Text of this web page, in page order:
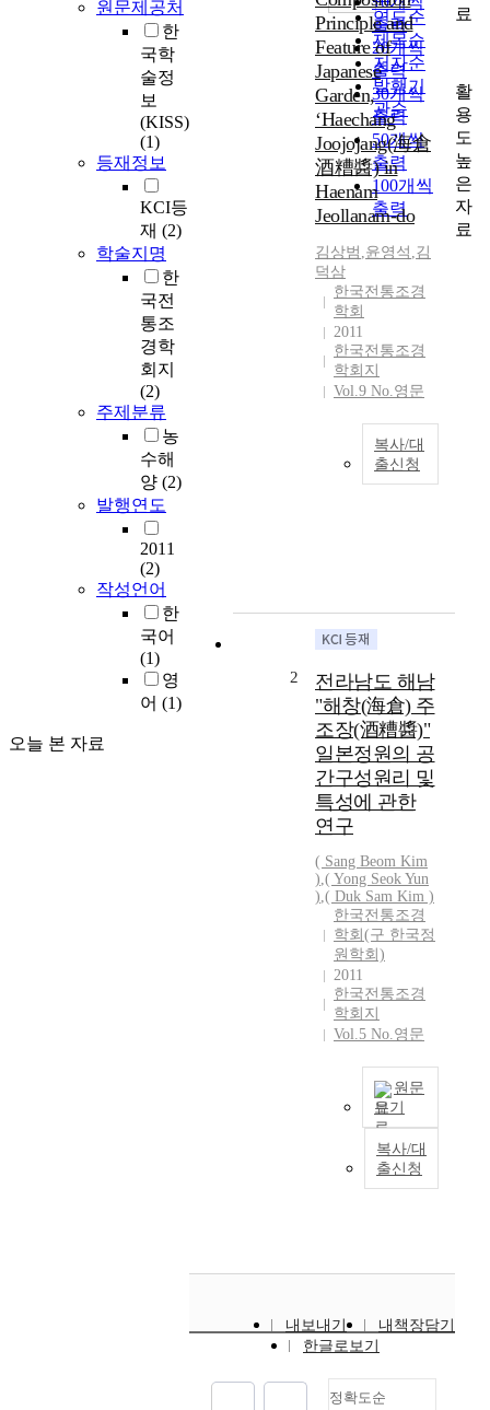
원문제공처
한
국학
술정
보
(KISS)
(1)
등재정보
KCI등
재 (2)
학술지명
한
국전
통조
경학
회지
(2)
주제분류
농
수해
양 (2)
발행연도
2011
(2)
작성언어
한
국어
(1)
영
어 (1)
오늘 본 자료
연도순
제목순
저자순
발행기
관순
출력
20개씩
출력
30개씩
출력
50개씩
출력
100개씩
출력
Principle and
Feature of
Japanese
Garden,
‘Haechang
Joojojang(海倉
酒糟醬) in
Haenam
Jeollanam-do
김상범 ,윤영석 ,김
덕삼
한국전통조경
학회
2011
한국전통조경
학회지
Vol.9 No.영문
복사/대
출신청
e
t
2
전라남도 해남
"해창(海倉) 주
조장(酒糟醬)"
일본정원의 공
간구성원리 및
특성에 관한
연구
( Sang Beom Kim
),( Yong Seok Yun
),( Duk Sam Kim )
한국전통조경
학회(구 한국정
원학회)
2011
한국전통조경
학회지
Vol.5 No.영문
원문
보기
복사/대
출신청
대
내보내기
내책장담기
한글로보기
정확도순
료
활
용
도
높
은
자
료